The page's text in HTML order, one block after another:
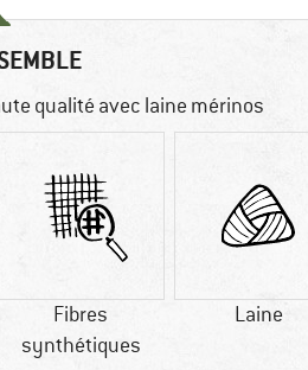
qualité avec laine mérinos
Fibres
synthétiques
Laine